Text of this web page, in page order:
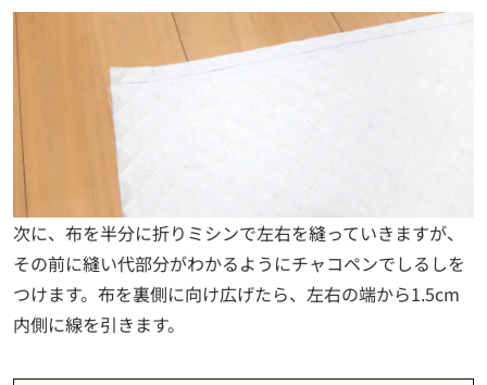
次に、布を半分に折りミシンで左右を縫っていきますが、
その前に縫い代部分がわかるようにチャコペンでしるしを
つけます。布を裏側に向け広げたら、左右の端から1.5cm
内側に線を引きます。